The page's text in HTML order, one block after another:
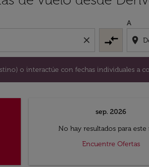
close compare_arrows
A
location_on
o interactúe con fechas individuales a
sep. 2026
No hay resultados para este
Encuentre Ofertas